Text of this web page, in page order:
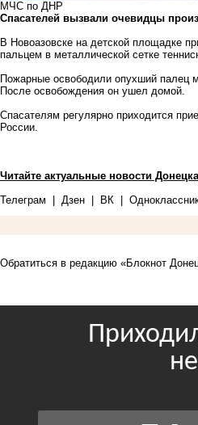
МЧС по ДНР
Спасателей вызвали очевидцы
В Новоазовске на детской площадке
пальцем в металлической сетке
Пожарные освободили опухший палец
После освобождения он ушел домой.
Спасателям регулярно приходится
России.
Читайте актуальные новости
Телеграм
Дзен ВК
Обратиться в редакцию «Блокнот